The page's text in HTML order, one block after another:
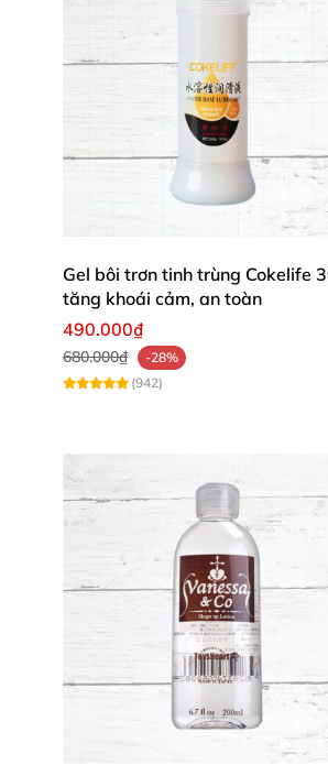
Dịu nhẹ với da mỏng
Được làm từ silicone
Dùng rất ít là đủ; có
Nhận xét từ khách hàng
Lan Anh (Hà Nội):
Minh Quân (TP.HCM):
Hương Giang (Đà
Chúng tôi tự hào mang
H3: Trải nghiệm đỉnh cao
H3: An toàn và tiện lợi
CTA ngay bây giờ để
Gel bôi trơn tinh trùng Cokelife
tăng khoái cảm, an toàn
490.000₫
680.000₫
-28%
(942)